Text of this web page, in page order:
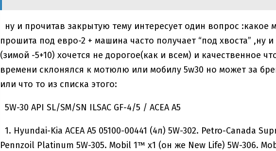
ну и прочитав закрытую тему интересует один вопрос :какое
прошита под евро-2 + машина часто получает “под хвоста” ,ну
(зимой -5+10) хочется не дорогое(как и всем) и качественное
времени склонялся к мотюлю или мобилу 5w30 но может за
или что то из списка этого:
5W-30 API SL/SM/SN ILSAC GF-4/5 / ACEA A5
1. Hyundai-Kia АСЕА А5 05100-00441 (4л) 5W-302. Petro-Canada
Pennzoil Platinum 5W-305. Mobil 1™ x1 (он же New Life) 5W-306.